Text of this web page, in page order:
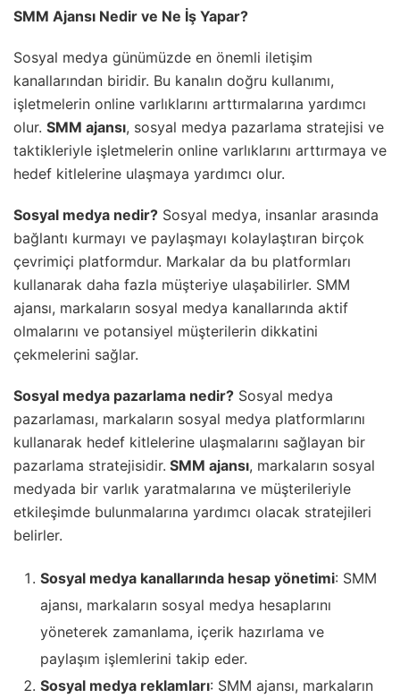
SMM Ajansı Nedir ve Ne İş Yapar?
Sosyal medya günümüzde en önemli iletişim
kanallarından biridir. Bu kanalın doğru kullanımı,
işletmelerin online varlıklarını arttırmalarına yardımcı
olur. SMM ajansı, sosyal medya pazarlama stratejisi ve
taktikleriyle işletmelerin online varlıklarını arttırmaya ve
hedef kitlelerine ulaşmaya yardımcı olur.
Sosyal medya nedir? Sosyal medya, insanlar arasında
bağlantı kurmayı ve paylaşmayı kolaylaştıran birçok
çevrimiçi platformdur. Markalar da bu platformları
kullanarak daha fazla müşteriye ulaşabilirler. SMM
ajansı, markaların sosyal medya kanallarında aktif
olmalarını ve potansiyel müşterilerin dikkatini
çekmelerini sağlar.
Sosyal medya pazarlama nedir? Sosyal medya
pazarlaması, markaların sosyal medya platformlarını
kullanarak hedef kitlelerine ulaşmalarını sağlayan bir
pazarlama stratejisidir. SMM ajansı, markaların sosyal
medyada bir varlık yaratmalarına ve müşterileriyle
etkileşimde bulunmalarına yardımcı olacak stratejileri
belirler.
Sosyal medya kanallarında hesap yönetimi: SMM
ajansı, markaların sosyal medya hesaplarını
yöneterek zamanlama, içerik hazırlama ve
paylaşım işlemlerini takip eder.
Sosyal medya reklamları: SMM ajansı, markaların